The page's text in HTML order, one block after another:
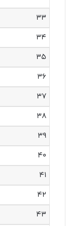
۳۳
۳۴
۳۵
۳۶
۳۷
۳۸
۳۹
۴۰
۴۱
۴۲
۴۳